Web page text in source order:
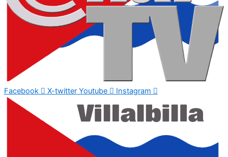
Facebook X-twitter Youtube Instagram